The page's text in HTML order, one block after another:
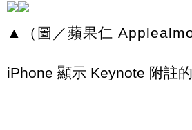
▲（圖／蘋果仁
iPhone 顯示 Keynote 附註的